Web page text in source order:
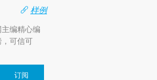
样例
编精心编
可信可
订阅